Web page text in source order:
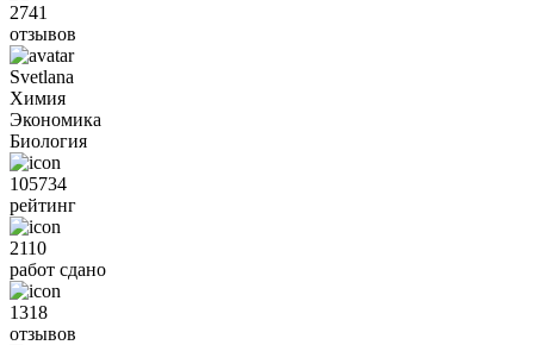
2741
отзывов
Svetlana
Химия
Экономика
Биология
105734
рейтинг
2110
работ сдано
1318
отзывов